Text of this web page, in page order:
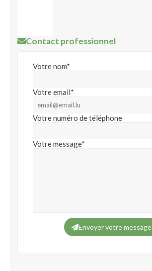
Contact professionnel
Votre nom*
Votre email*
Votre numéro de téléphone
Votre message*
Envoyer votre message